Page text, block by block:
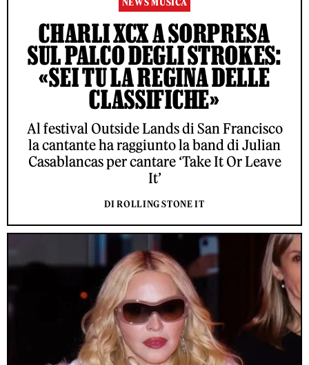
CHARLI XCX A SORPRESA
SUL PALCO DEGLI STROKES:
«SEI TU LA REGINA DELLE
CLASSIFICHE»
Al festival Outside Lands di San Francisco
la cantante ha raggiunto la band di Julian
Casablancas per cantare ‘Take It Or Leave
It’
DI ROLLING STONE IT